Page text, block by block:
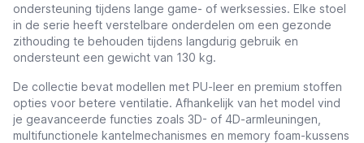
ondersteuning tijdens lange game- of werksessies. Elke stoel
in de serie heeft verstelbare onderdelen om een gezonde
zithouding te behouden tijdens langdurig gebruik en
ondersteunt een gewicht van 130 kg.
De collectie bevat modellen met PU-leer en premium stoffen
opties voor betere ventilatie. Afhankelijk van het model vind
je geavanceerde functies zoals 3D- of 4D-armleuningen,
multifunctionele kantelmechanismes en memory foam-kussens